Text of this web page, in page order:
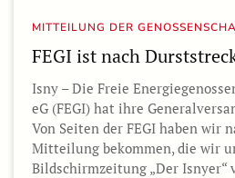
MITTEILUNG DER
FEGI ist nach
Isny – Die Freie
eG (FEGI) hat ihre
Von Seiten der FEGI haben wir
Mitteilung bekommen, die wir
Bildschirmzeitung „Der Isnyer“